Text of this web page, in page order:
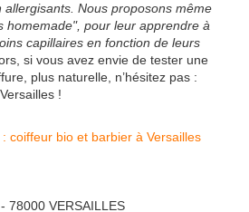
Nous proposons même
homemade", pour leur apprendre à
capillaires en fonction de leurs
si vous avez envie de tester une
plus naturelle, n’hésitez pas :
!
78000 VERSAILLES